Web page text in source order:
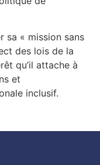
sa « mission sans
des lois de la
qu’il attache à
et
inclusif.